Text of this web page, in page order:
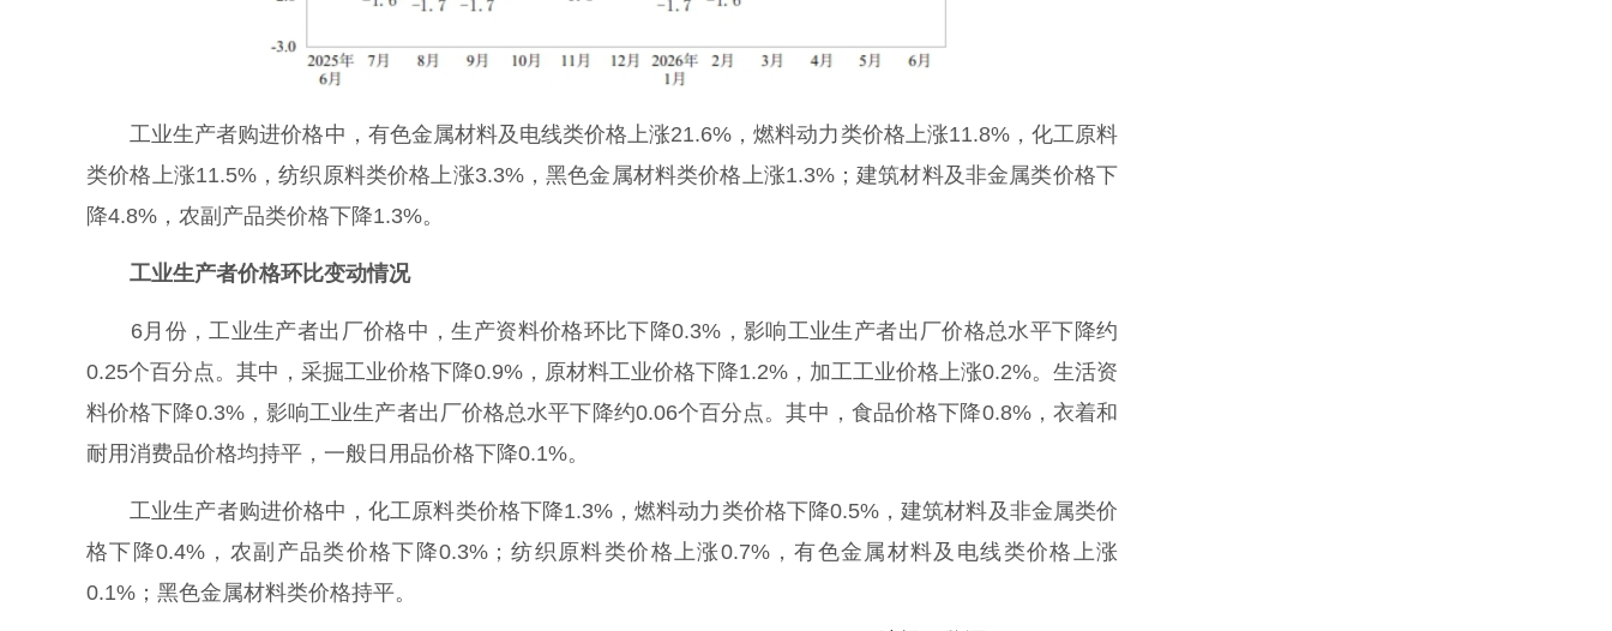
工业生产者购进价格中，有色金属材料及电线类价格上涨21.6%，燃料动力类价格上涨11.8%，化工原料
类价格上涨11.5%，纺织原料类价格上涨3.3%，黑色金属材料类价格上涨1.3%；建筑材料及非金属类价格下
降4.8%，农副产品类价格下降1.3%。
工业生产者价格环比变动情况
6月份，工业生产者出厂价格中，生产资料价格环比下降0.3%，影响工业生产者出厂价格总水平下降约
0.25个百分点。其中，采掘工业价格下降0.9%，原材料工业价格下降1.2%，加工工业价格上涨0.2%。生活资
料价格下降0.3%，影响工业生产者出厂价格总水平下降约0.06个百分点。其中，食品价格下降0.8%，衣着和
耐用消费品价格均持平，一般日用品价格下降0.1%。
工业生产者购进价格中，化工原料类价格下降1.3%，燃料动力类价格下降0.5%，建筑材料及非金属类价
格下降0.4%，农副产品类价格下降0.3%；纺织原料类价格上涨0.7%，有色金属材料及电线类价格上涨
0.1%；黑色金属材料类价格持平。